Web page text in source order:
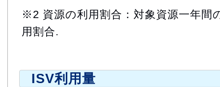
※2 資源の利用割合：対象資源一年間
用割合.
ISV利用量